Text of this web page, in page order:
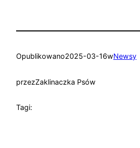
Opublikowano2025-03-16wNewsy
przezZaklinaczka Psów
Tagi: